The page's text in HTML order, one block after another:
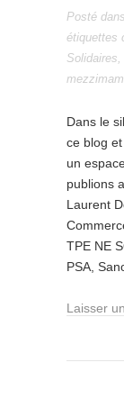
Posté dans
étiquettes
Solidaires,
Dans le
ce blog et
un
publions
Laurent
TPE NE
PSA,
Laisser